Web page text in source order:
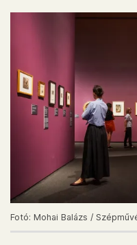
Fotó: Mohai Balázs /